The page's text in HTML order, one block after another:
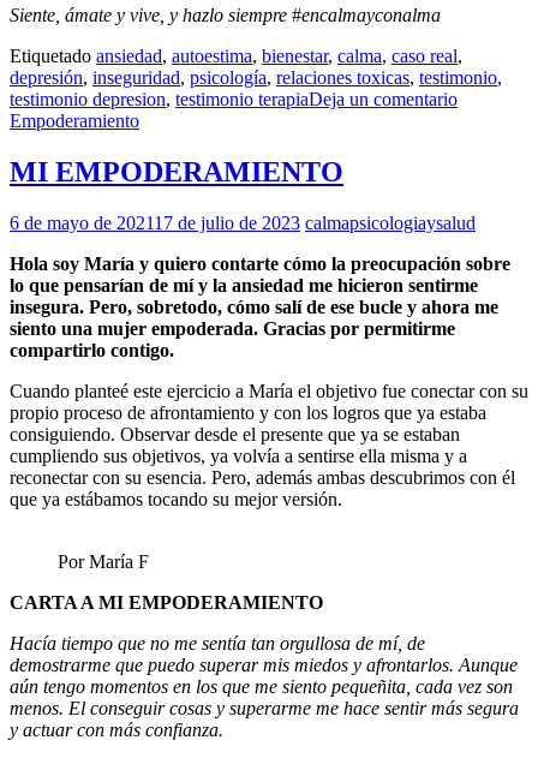
Siente, ámate y vive, y hazlo siempre #encalmayconalma
Etiquetado ansiedad, autoestima, bienestar, calma, caso real,
depresión, inseguridad, psicología, relaciones toxicas, testimonio,
testimonio depresion, testimonio terapiaDeja un comentario
Empoderamiento
MI EMPODERAMIENTO
6 de mayo de 202117 de julio de 2023 calmapsicologiaysalud
Hola soy María y quiero contarte cómo la preocupación sobre
lo que pensarían de mí y la ansiedad me hicieron sentirme
insegura. Pero, sobretodo, cómo salí de ese bucle y ahora me
siento una mujer empoderada. Gracias por permitirme
compartirlo contigo.
Cuando planteé este ejercicio a María el objetivo fue conectar con su
propio proceso de afrontamiento y con los logros que ya estaba
consiguiendo. Observar desde el presente que ya se estaban
cumpliendo sus objetivos, ya volvía a sentirse ella misma y a
reconectar con su esencia. Pero, además ambas descubrimos con él
que ya estábamos tocando su mejor versión.
Por María F
CARTA A MI EMPODERAMIENTO
Hacía tiempo que no me sentía tan orgullosa de mí, de
demostrarme que puedo superar mis miedos y afrontarlos. Aunque
aún tengo momentos en los que me siento pequeñita, cada vez son
menos. El conseguir cosas y superarme me hace sentir más segura
y actuar con más confianza.